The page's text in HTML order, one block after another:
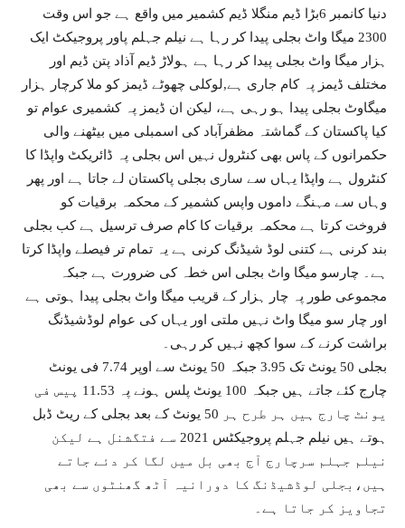
دنیا کانمبر 6بڑا ڈیم منگلا ڈیم کشمیر میں واقع ہے جو اس وقت
2300 میگا واٹ بجلی پیدا کر رہا ہے نیلم جہلم پاور پروجیکٹ ایک
ہزار میگا واٹ بجلی پیدا کر رہا ہے ہولاڑ ڈیم آذاد پتن ڈیم اور
مختلف ڈیمز پہ کام جاری ہے,لوکلی چھوٹے ڈیمز کو ملا کرچار ہزار
میگاوٹ بجلی پیدا ہو رہی ہے، لیکن ان ڈیمز پہ کشمیری عوام تو
کیا پاکستان کے گماشتہ مظفرآباد کی اسمبلی میں بیٹھنے والی
حکمرانوں کے پاس بھی کنٹرول نہیں اس بجلی پہ ڈائریکٹ واپڈا کا
کنٹرول ہے واپڈا یہاں سے ساری بجلی پاکستان لے جاتا ہے اور پھر
وہاں سے مہنگے داموں واپس کشمیر کے محکمہ برقیات کو
فروخت کرتا ہے محکمہ برقیات کا کام صرف ترسیل ہے کب بجلی
بند کرنی ہے کتنی لوڈ شیڈنگ کرنی ہے یہ تمام تر فیصلے واپڈا کرتا
ہے۔ چارسو میگا واٹ بجلی اس خطہ کی ضرورت ہے جبکہ
مجموعی طور پہ چار ہزار کے قریب میگا واٹ بجلی پیدا ہوتی ہے
اور چار سو میگا واٹ نہیں ملتی اور یہاں کی عوام لوڈشیڈنگ
براشت کرنے کے سوا کچھ نہیں کر رہی۔
بجلی 50 یونٹ تک 3.95 جبکہ 50 یونٹ سے اوپر 7.74 فی یونٹ
چارج کئے جاتے ہیں جبکہ 100 یونٹ پلس ہونے پہ 11.53 پیس فی
یونٹ چارج ہیں ہر طرح ہر 50 یونٹ کے بعد بجلی کے ریٹ ڈبل
ہوتے ہیں نیلم جہلم پروجیکٹس 2021 سے فتگشنل ہے لیکن
نیلم جہلم سرچارج آج بھی بل میں لگا کر دئے جاتے
ہیں،بجلی لوڈشیڈنگ کا دورانیہ آٹھ گھنٹوں سے بھی
تجاویز کر جاتا ہے۔